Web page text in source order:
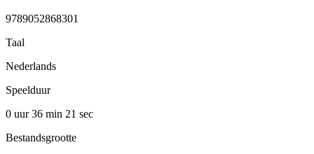
9789052868301
Taal
Nederlands
Speelduur
0 uur 36 min 21 sec
Bestandsgrootte